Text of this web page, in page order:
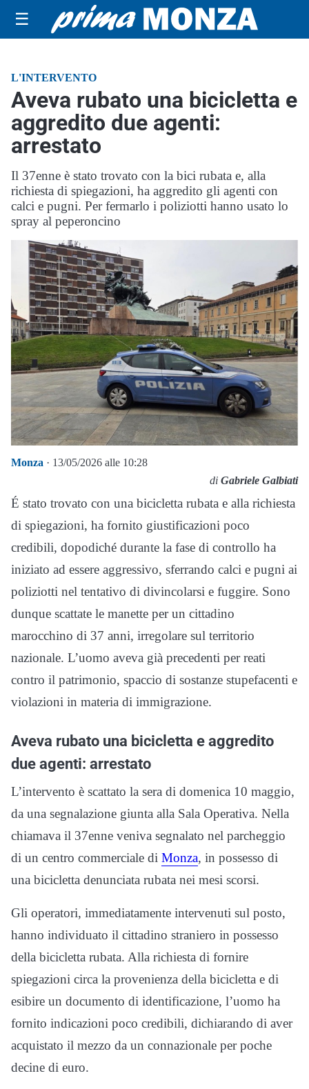
☰
L'INTERVENTO
Aveva rubato una bicicletta e
aggredito due agenti:
arrestato
Il 37enne è stato trovato con la bici rubata e, alla
richiesta di spiegazioni, ha aggredito gli agenti con
calci e pugni. Per fermarlo i poliziotti hanno usato lo
spray al peperoncino
Monza · 13/05/2026 alle 10:28
di Gabriele Galbiati
É stato trovato con una bicicletta rubata e alla richiesta
di spiegazioni, ha fornito giustificazioni poco
credibili, dopodiché durante la fase di controllo ha
iniziato ad essere aggressivo, sferrando calci e pugni ai
poliziotti nel tentativo di divincolarsi e fuggire. Sono
dunque scattate le manette per un cittadino
marocchino di 37 anni, irregolare sul territorio
nazionale. L’uomo aveva già precedenti per reati
contro il patrimonio, spaccio di sostanze stupefacenti e
violazioni in materia di immigrazione.
Aveva rubato una bicicletta e aggredito
due agenti: arrestato
L’intervento è scattato la sera di domenica 10 maggio,
da una segnalazione giunta alla Sala Operativa. Nella
chiamava il 37enne veniva segnalato nel parcheggio
di un centro commerciale di Monza, in possesso di
una bicicletta denunciata rubata nei mesi scorsi.
Gli operatori, immediatamente intervenuti sul posto,
hanno individuato il cittadino straniero in possesso
della bicicletta rubata. Alla richiesta di fornire
spiegazioni circa la provenienza della bicicletta e di
esibire un documento di identificazione, l’uomo ha
fornito indicazioni poco credibili, dichiarando di aver
acquistato il mezzo da un connazionale per poche
decine di euro.